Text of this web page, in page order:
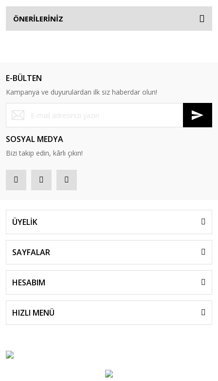
ÖNERİLERİNİZ
E-BÜLTEN
Kampanya ve duyurulardan ilk siz haberdar olun!
SOSYAL MEDYA
Bizi takip edin, kârlı çıkın!
ÜYELİK
SAYFALAR
HESABIM
HIZLI MENÜ